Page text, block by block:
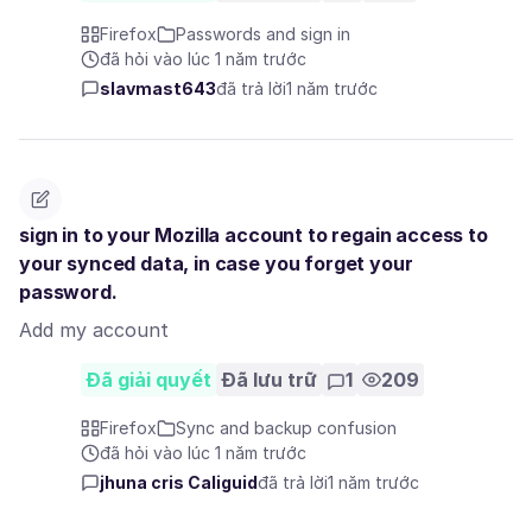
Firefox
Passwords and sign in
đã hỏi vào lúc 1 năm trước
slavmast643đã trả lời1 năm trước
sign in to your Mozilla account to regain access to
your synced data, in case you forget your
password.
Add my account
Đã giải quyết Đã lưu trữ 1 209
Firefox
Sync and backup confusion
đã hỏi vào lúc 1 năm trước
jhuna cris Caliguidđã trả lời1 năm trước